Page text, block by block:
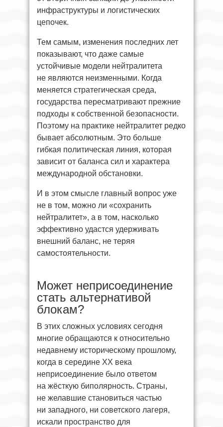
инфраструктуры и логистических
цепочек.
Тем самым, изменения последних лет
показывают, что даже самые
устойчивые модели нейтралитета
не являются неизменными. Когда
меняется стратегическая среда,
государства пересматривают прежние
подходы к собственной безопасности.
Поэтому на практике нейтралитет редко
бывает абсолютным. Это больше
гибкая политическая линия, которая
зависит от баланса сил и характера
международной обстановки.
И в этом смысле главный вопрос уже
не в том, можно ли «сохранить
нейтралитет», а в том, насколько
эффективно удастся удерживать
внешний баланс, не теряя
самостоятельности.
Может неприсоединение
стать альтернативой
блокам?
В этих сложных условиях сегодня
многие обращаются к относительно
недавнему историческому прошлому,
когда в середине XX века
неприсоединение было ответом
на жёсткую биполярность. Страны,
не желавшие становиться частью
ни западного, ни советского лагеря,
искали пространство для